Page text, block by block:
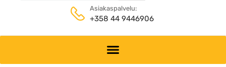
Asiakaspalvelu:
+358 44 9446906
content